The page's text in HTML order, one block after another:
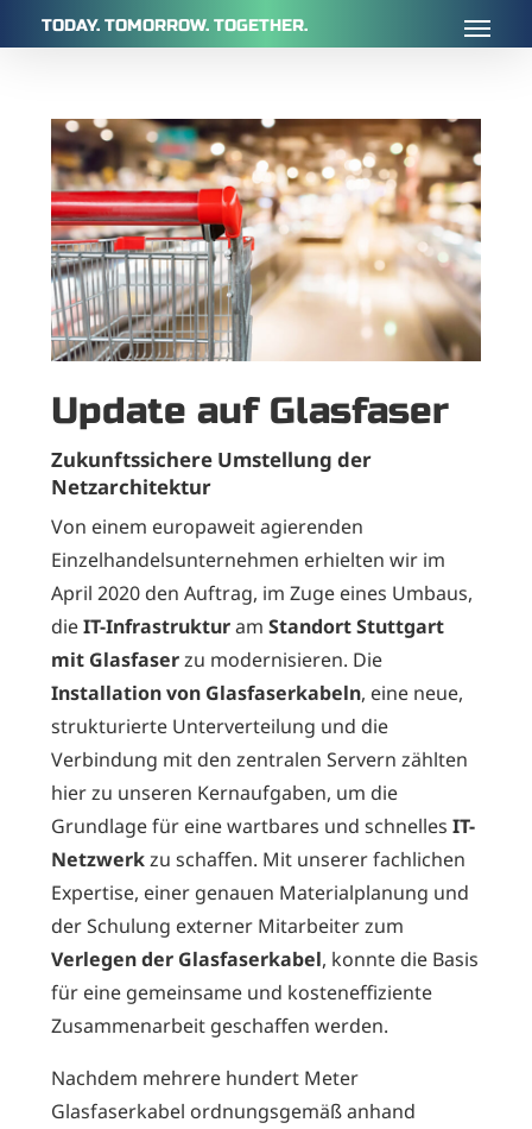
to
content
TODAY. TOMORROW. TOGETHER.
Update auf Glasfaser
Zukunftssichere Umstellung der
Netzarchitektur
Von einem europaweit agierenden
Einzelhandelsunternehmen erhielten wir im
April 2020 den Auftrag, im Zuge eines Umbaus,
dieIT-Infrastrukturam Standort Stuttgart
mit Glasfaserzu modernisieren. Die
Installation von Glasfaserkabeln, eine neue,
strukturierte Unterverteilung und die
Verbindung mit den zentralen Servern zählten
hier zu unseren Kernaufgaben, um die
Grundlage für eine wartbares und schnelles IT-
Netzwerkzu schaffen. Mit unserer fachlichen
Expertise, einer genauen Materialplanung und
der Schulung externer Mitarbeiter zum
Verlegen der Glasfaserkabel, konnte die Basis
für eine gemeinsame und kosteneffiziente
Zusammenarbeit geschaffen werden.
Nachdem mehrere hundert Meter
Glasfaserkabel ordnungsgemäß anhand